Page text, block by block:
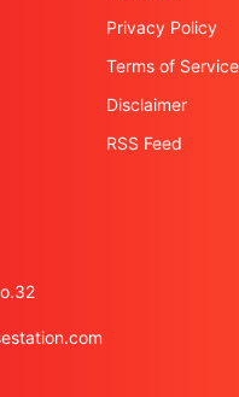
Privacy Policy
Terms of Service
Disclaimer
RSS Feed